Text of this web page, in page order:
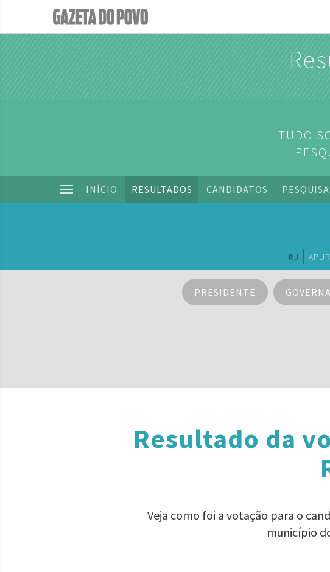
TUDO
INÍCIO RESULTADOS CANDIDATOS
RJ
PRESIDENTE
Resultado da
Veja como foi a votação para o
município